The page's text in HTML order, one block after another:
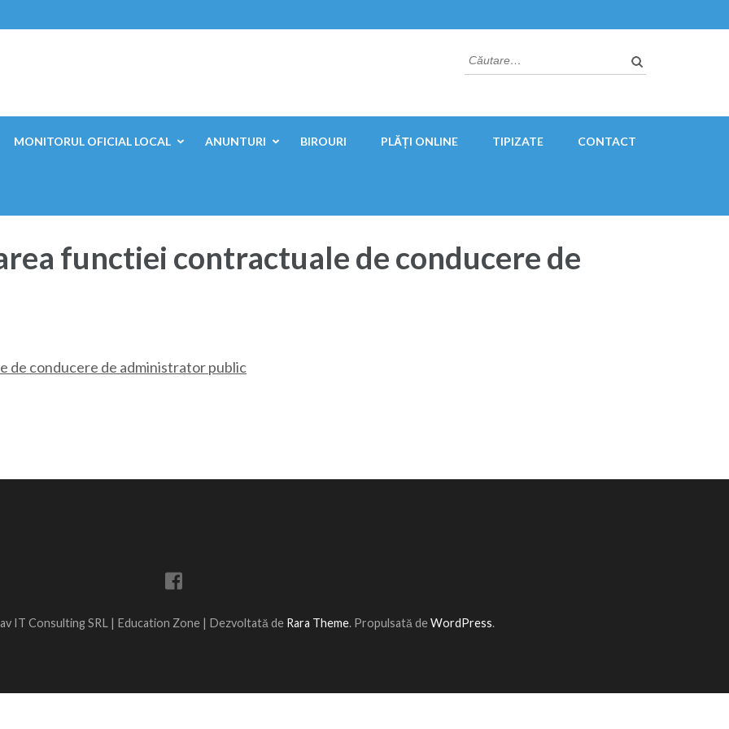
Mehedinți
Caută
după:
MONITORUL OFICIAL LOCAL ANUNTURI BIROURI PLĂȚI ONLINE TIPIZATE CONTACT
functiei contractuale de conducere de
de conducere de administrator public
IT Consulting SRL | Education Zone | Dezvoltată de Rara Theme. Propulsată deWordPress.